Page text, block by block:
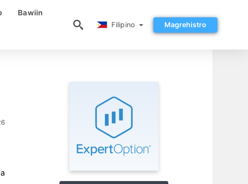
Bawiin
Filipino Magrehistro